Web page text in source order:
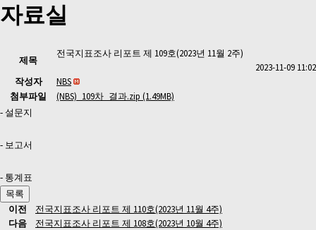
자료실
제목
전국지표조사 리포트 제 109호(2023년 11월 2주)
2023-11-09 11:02
작성자
NBS
첨부파일
(NBS)_109차_결과.zip (1.49MB)
- 설문지
- 보고서
- 통계표
목록
이전
전국지표조사 리포트 제 110호(2023년 11월 4주)
다음
전국지표조사 리포트 제 108호(2023년 10월 4주)